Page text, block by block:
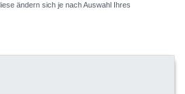
ändern sich je nach Auswahl Ihres